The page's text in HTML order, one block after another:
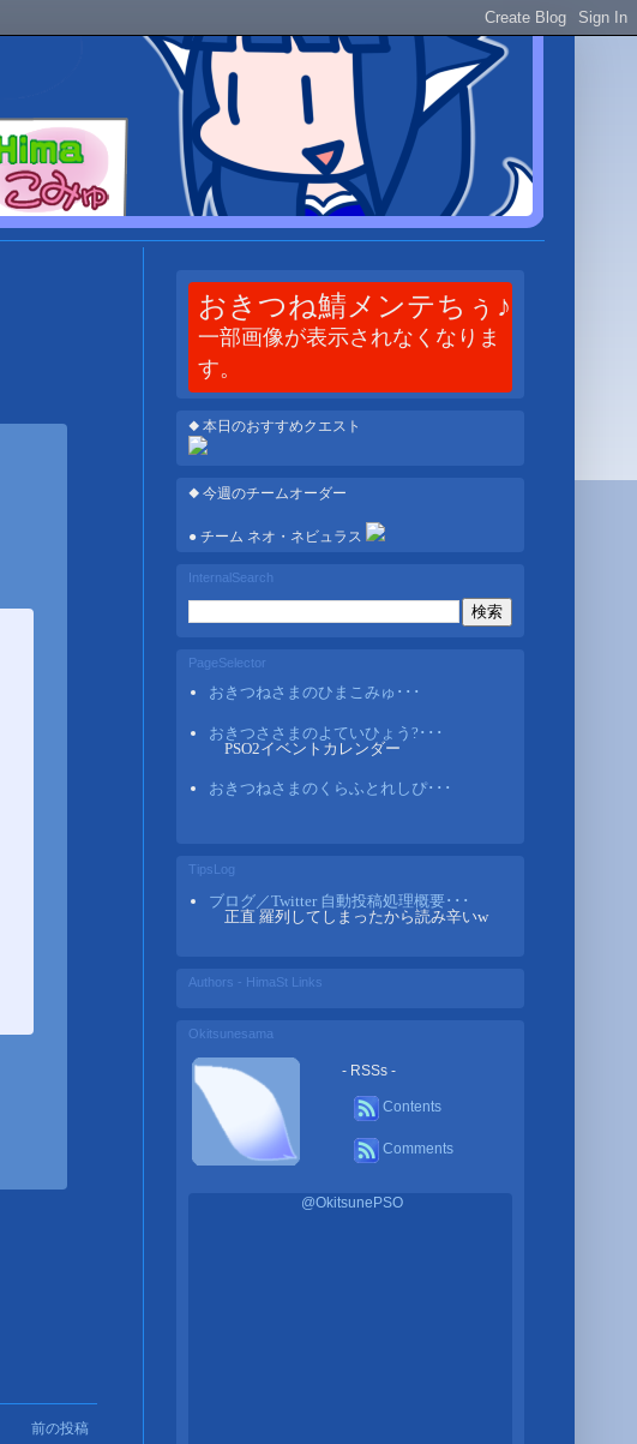
前の投稿
おきつね鯖メンテちぅ♪
一部画像が表示されなくなりま
す。
◆ 本日のおすすめクエスト
◆ 今週のチームオーダー
● チーム ネオ・ネビュラス
InternalSearch
PageSelector
おきつねさまのひまこみゅ･･･
おきつささまのよていひょう?･･･
PSO2イベントカレンダー
おきつねさまのくらふとれしぴ･･･
TipsLog
ブログ／Twitter 自動投稿処理概要･･･
正直 羅列してしまったから読み辛いw
Authors - HimaSt Links
Okitsunesama
- RSSs -
Contents
Comments
@OkitsunePSO